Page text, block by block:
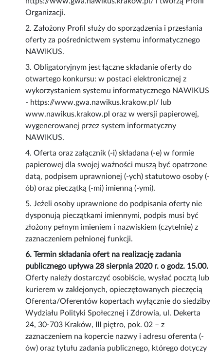
Organizacji.
2. Założony Profil służy do sporządzenia i przesłania
oferty za pośrednictwem systemu informatycznego
NAWIKUS.
3. Obligatoryjnym jest łączne składanie oferty do
otwartego konkursu: w postaci elektronicznej z
wykorzystaniem systemu informatycznego NAWIKUS
- https://www.gwa.nawikus.krakow.pl/ lub
www.nawikus.krakow.pl oraz w wersji papierowej,
wygenerowanej przez system informatyczny
NAWIKUS.
4. Oferta oraz załącznik (-i) składana (-e) w formie
papierowej dla swojej ważności muszą być opatrzone
datą, podpisem uprawnionej (-ych) statutowo osoby (-
ób) oraz pieczątką (-mi) imienną (-ymi).
5. Jeżeli osoby uprawnione do podpisania oferty nie
dysponują pieczątkami imiennymi, podpis musi być
złożony pełnym imieniem i nazwiskiem (czytelnie) z
zaznaczeniem pełnionej funkcji.
6. Termin składania ofert na realizację zadania
publicznego upływa 28 sierpnia 2020 r. o godz. 15.00.
Oferty należy dostarczyć osobiście, wysłać pocztą lub
kurierem w zaklejonych, opieczętowanych pieczęcią
Oferenta/Oferentów kopertach wyłącznie do siedziby
Wydziału Polityki Społecznej i Zdrowia, ul. Dekerta
24, 30-703 Kraków, III piętro, pok. 02 – z
zaznaczeniem na kopercie nazwy i adresu oferenta (-
ów) oraz tytułu zadania publicznego, którego dotyczy